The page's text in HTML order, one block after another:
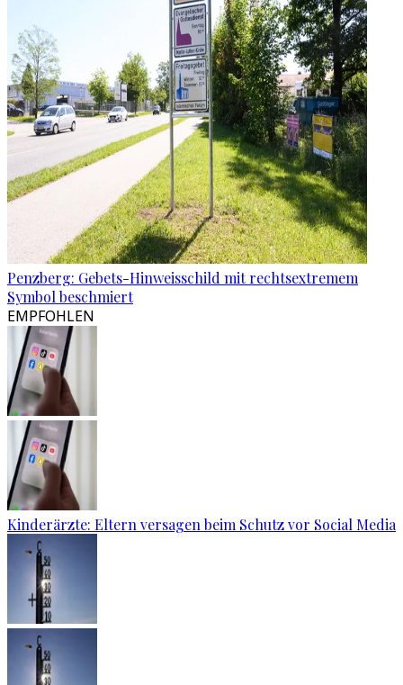
Penzberg: Gebets-Hinweisschild mit rechtsextremem
Symbol beschmiert
EMPFOHLEN
Kinderärzte: Eltern versagen beim Schutz vor Social Media